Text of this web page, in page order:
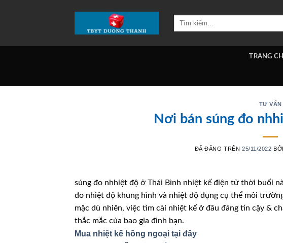
Tìm
TRANG
TƯ VẤN
Nơi bán súng đo
ĐÃ ĐĂNG TRÊN 25/11/2022
súng đo nhhiệt độ ở Thái Bình nhiệt kế điện tử thời buổi
đo nhiệt độ khung hình và nhiệt độ dụng cụ thể môi
mặc dù nhiên, việc tìm cài nhiệt kế ở đâu đáng tin cậy &
thắc mắc của bao gia đình bạn.
Mua nhiệt kế hồng ngoại tại đây